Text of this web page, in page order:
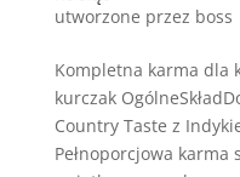
utworzone przez boss
Kompletna karma dla
kurczak
Country Taste z
Pełnoporcjowa